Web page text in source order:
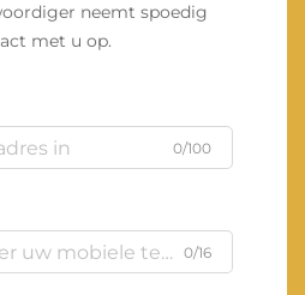
neemt spoedig
met u op.
0/100
0/16